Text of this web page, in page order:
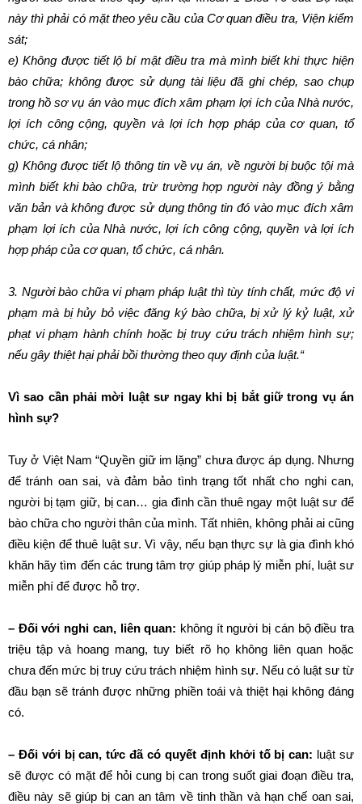
này thì phải có mặt theo yêu cầu của Cơ quan điều tra, Viện kiểm
sát;
e)Không được tiết lộ bí mật điều tra mà mình biết khi thực hiện
bào chữa; không được sử dụng tài liệu đã ghi chép, sao chụp
trong hồ sơ vụ án vào mục đích xâm phạm lợi ích của Nhà nước,
lợi ích công cộng, quyền và lợi ích hợp pháp của cơ quan, tổ
chức, cá nhân;
g) Không được tiết lộ thông tin về vụ án, về người bị buộc tội mà
mình biết khi bào chữa, trừ trường hợp người này đồng ý bằng
văn bản và không được sử dụng thông tin đó vào mục đích xâm
phạm lợi ích của Nhà nước, lợi ích công cộng, quyền và lợi ích
hợp pháp của cơ quan, tổ chức, cá nhân.
3. Người bào chữa vi phạm pháp luật thì tùy tính chất, mức độ vi
phạm mà bị hủy bỏ việc đăng ký bào chữa, bị xử lý kỷ luật, xử
phạt vi phạm hành chính hoặc bị truy cứu trách nhiệm hình sự;
nếu gây thiệt hại phải bồi thường theo quy định của luật.“
Vì sao cần phải mời luật sư ngay khi bị bắt giữ trong vụ án
hình sự?
Tuy ở Việt Nam “Quyền giữ im lặng” chưa được áp dụng. Nhưng
để tránh oan sai, và đảm bảo tình trạng tốt nhất cho nghi can,
người bị tạm giữ, bị can… gia đình cần thuê ngay một luật sư để
bào chữa cho người thân của mình. Tất nhiên, không phải ai cũng
điều kiện để thuê luật sư. Vì vậy, nếu bạn thực sự là gia đình khó
khăn hãy tìm đến các trung tâm trợ giúp pháp lý miễn phí, luật sư
miễn phí để được hỗ trợ.
– Đối với nghi can, liên quan: không ít người bị cán bộ điều tra
triệu tập và hoang mang, tuy biết rõ họ không liên quan hoặc
chưa đến mức bị truy cứu trách nhiệm hình sự. Nếu có luật sư từ
đầu bạn sẽ tránh được những phiền toái và thiệt hại không đáng
có.
– Đối với bị can, tức đã có quyết định khởi tố bị can: luật sư
sẽ được có mặt để hỏi cung bị can trong suốt giai đoạn điều tra,
điều này sẽ giúp bị can an tâm về tinh thần và hạn chế oan sai,